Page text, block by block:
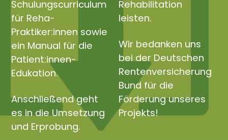
Schulungscurriculum
für Reha-
Praktiker:innen sowie
ein Manual für die
Patient:innen-
Edukation.
Anschließend geht
es in die Umsetzung
und Erprobung.
Rehabilitation
leisten.
Wir bedanken uns
bei der Deutschen
Rentenversicherung
Bund für die
Förderung unseres
Projekts!